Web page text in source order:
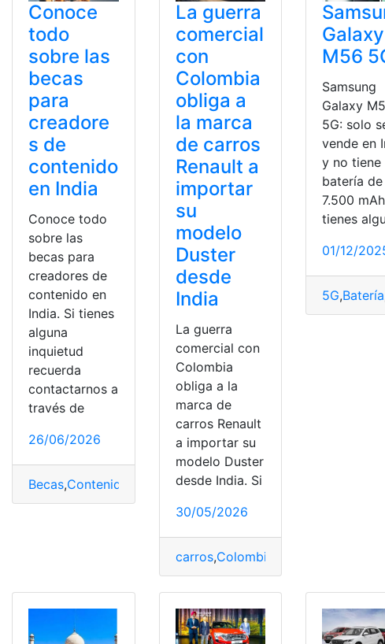
Conoce
todo
sobre las
becas
para
creadore
s de
contenido
en India
Conoce todo
sobre las
becas para
creadores de
contenido en
India. Si tienes
alguna
inquietud
recuerda
contactarnos a
través de
26/06/2026
Becas,Contenido Creadores,India
La guerra
comercial
con
Colombia
obliga a
la marca
de carros
Renault a
importar
su
modelo
Duster
desde
India
La guerra
comercial con
Colombia
obliga a la
marca de
carros Renault
a importar su
modelo Duster
desde India. Si
30/05/2026
carros,Colombia
Galaxy
M56
Samsung
Galaxy
5G: solo
vende en
y no tiene
batería de
7.500
tienes
01/12/
5G,Batería